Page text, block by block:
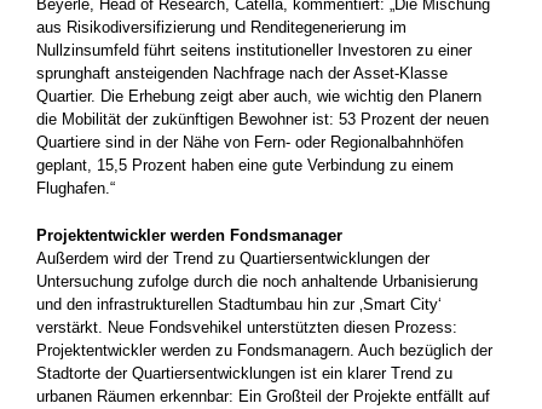
Beyerle, Head of Research, Catella, kommentiert: „Die Mischung
aus Risikodiversifizierung und Renditegenerierung im
Nullzinsumfeld führt seitens institutioneller Investoren zu einer
sprunghaft ansteigenden Nachfrage nach der Asset-Klasse
Quartier. Die Erhebung zeigt aber auch, wie wichtig den Planern
die Mobilität der zukünftigen Bewohner ist: 53 Prozent der neuen
Quartiere sind in der Nähe von Fern- oder Regionalbahnhöfen
geplant, 15,5 Prozent haben eine gute Verbindung zu einem
Flughafen.“
Projektentwickler werden Fondsmanager
Außerdem wird der Trend zu Quartiersentwicklungen der
Untersuchung zufolge durch die noch anhaltende Urbanisierung
und den infrastrukturellen Stadtumbau hin zur ‚Smart City‘
verstärkt. Neue Fondsvehikel unterstützten diesen Prozess:
Projektentwickler werden zu Fondsmanagern. Auch bezüglich der
Stadtorte der Quartiersentwicklungen ist ein klarer Trend zu
urbanen Räumen erkennbar: Ein Großteil der Projekte entfällt auf